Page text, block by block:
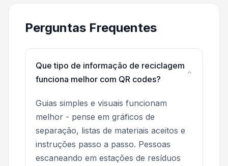
Perguntas Frequentes
Que tipo de informação de reciclagem
funciona melhor com QR codes?
Guias simples e visuais funcionam
melhor - pense em gráficos de
separação, listas de materiais aceitos e
instruções passo a passo. Pessoas
escaneando em estações de resíduos